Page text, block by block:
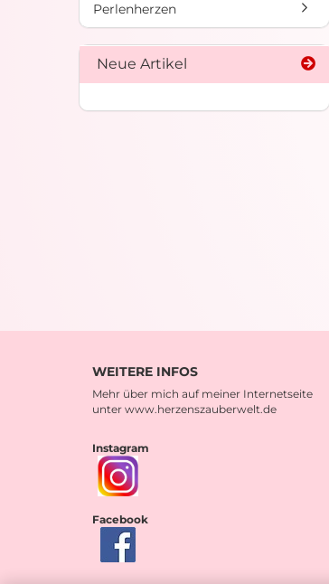
Perlenherzen
Neue Artikel
WEITERE INFOS
Mehr über mich auf meiner Internetseite
unter www.herzenszauberwelt.de
Instagram
Facebook